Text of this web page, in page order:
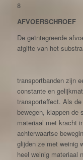
8
AFVOERSCHROEF
De geïntegreerde
afgifte van het
transportbanden zijn
constante en
transporteffect. Als
bewegen, klappen de
materiaal met kracht
achterwaartse
glijden ze met weinig
heel weinig materiaal